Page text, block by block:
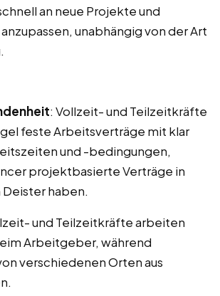
an neue Projekte und
unabhängig von der Art
: Vollzeit- und Teilzeitkräfte
feste Arbeitsverträge mit klar
und -bedingungen,
projektbasierte Verträge in
Deister haben.
und Teilzeitkräfte arbeiten
Arbeitgeber, während
verschiedenen Orten aus